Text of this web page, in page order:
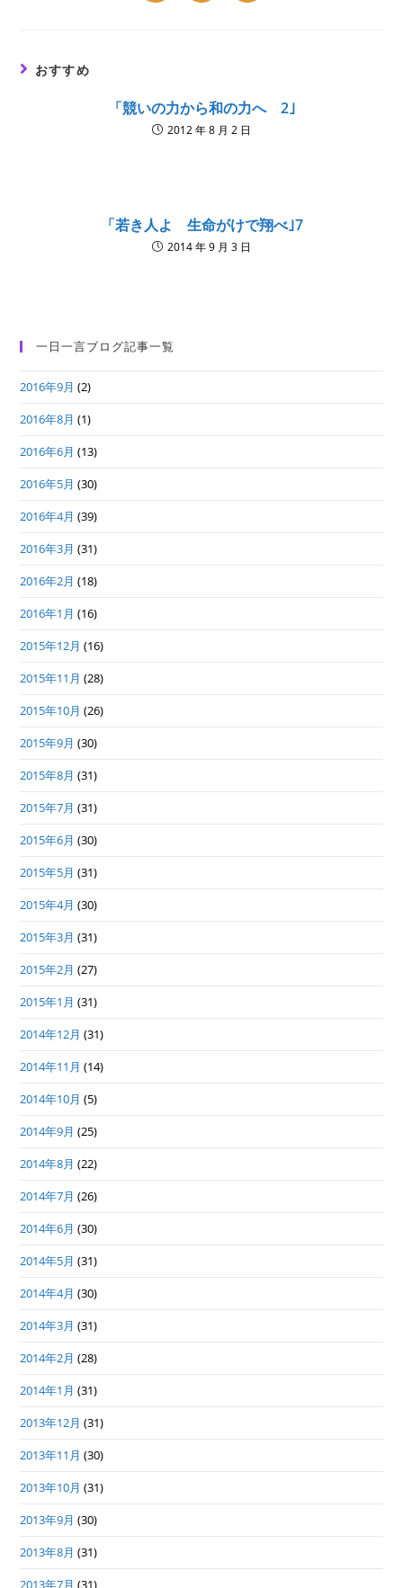
おすすめ
「競いの力から和の力へ 2｣
2012 年 8 月 2 日
「若き人よ 生命がけで翔べ｣7
2014 年 9 月 3 日
一日一言ブログ記事一覧
2016年9月 (2)
2016年8月 (1)
2016年6月 (13)
2016年5月 (30)
2016年4月 (39)
2016年3月 (31)
2016年2月 (18)
2016年1月 (16)
2015年12月 (16)
2015年11月 (28)
2015年10月 (26)
2015年9月 (30)
2015年8月 (31)
2015年7月 (31)
2015年6月 (30)
2015年5月 (31)
2015年4月 (30)
2015年3月 (31)
2015年2月 (27)
2015年1月 (31)
2014年12月 (31)
2014年11月 (14)
2014年10月 (5)
2014年9月 (25)
2014年8月 (22)
2014年7月 (26)
2014年6月 (30)
2014年5月 (31)
2014年4月 (30)
2014年3月 (31)
2014年2月 (28)
2014年1月 (31)
2013年12月 (31)
2013年11月 (30)
2013年10月 (31)
2013年9月 (30)
2013年8月 (31)
2013年7月 (31)